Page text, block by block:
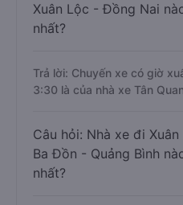
Xuân Lộc - Đồng Nai
nhất?
Trả lời: Chuyến xe có giờ
3:30 là của nhà xe Tân
Câu hỏi: Nhà xe đi
Ba Đồn - Quảng Bình
nhất?